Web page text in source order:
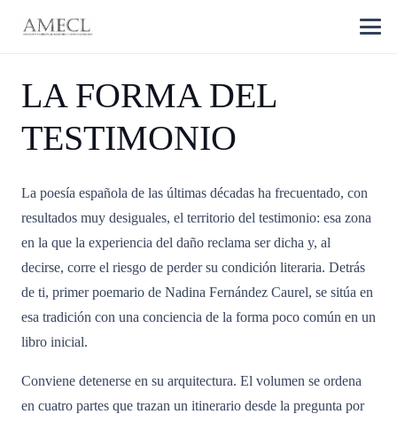
LA FORMA DEL
TESTIMONIO
La poesía española de las últimas décadas ha frecuentado, con
resultados muy desiguales, el territorio del testimonio: esa zona
en la que la experiencia del daño reclama ser dicha y, al
decirse, corre el riesgo de perder su condición literaria. Detrás
de ti, primer poemario de Nadina Fernández Caurel, se sitúa en
esa tradición con una conciencia de la forma poco común en un
libro inicial.
Conviene detenerse en su arquitectura. El volumen se ordena
en cuatro partes que trazan un itinerario desde la pregunta por